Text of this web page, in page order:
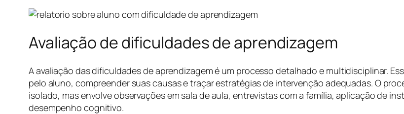
Avaliação de dificuldades de aprendizagem
A avaliação das dificuldades de aprendizagem é um processo detalhado e multidisciplinar.
pelo aluno, compreender suas causas e traçar estratégias de intervenção adequadas. O
isolado, mas envolve observações em sala de aula, entrevistas com a família, aplicação de
desempenho cognitivo.